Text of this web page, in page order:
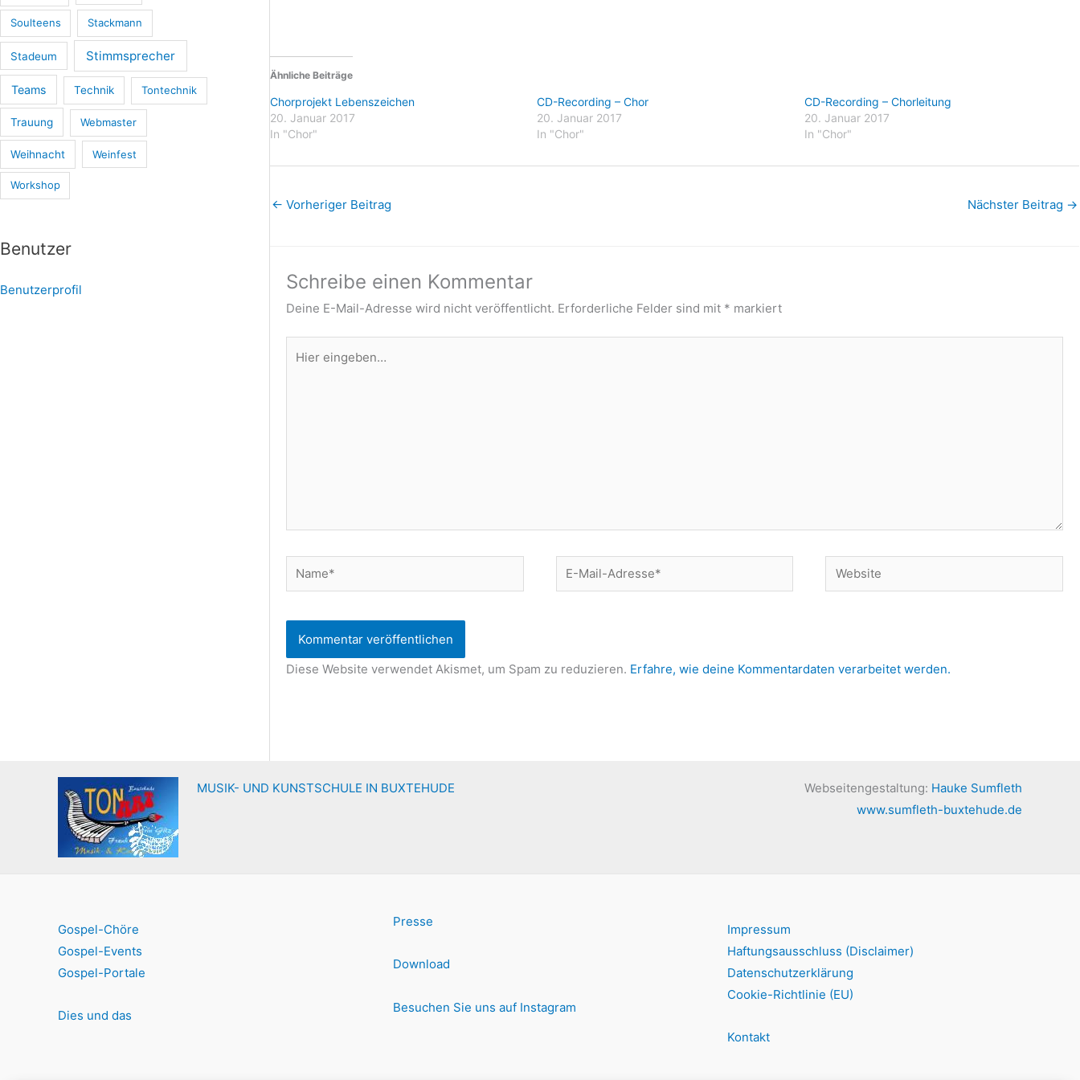
Soulteens Stackmann
Stadeum Stimmsprecher
Teams Technik Tontechnik
Trauung Webmaster
Weihnacht Weinfest
Workshop
Benutzer
Benutzerprofil
Ähnliche Beiträge
Chorprojekt Lebenszeichen
20. Januar 2017
In "Chor"
CD-Recording – Chor
20. Januar 2017
In "Chor"
CD-Recording – Chorleitung
20. Januar 2017
In "Chor"
← Vorheriger Beitrag Nächster Beitrag →
Schreibe einen Kommentar
Deine E-Mail-Adresse wird nicht veröffentlicht. Erforderliche Felder sind mit * markiert
eingeben…
Name*
E-
Mail-
Website
Diese Website verwendet Akismet, um Spam zu reduzieren. Erfahre, wie deine Kommentardaten verarbeitet werden.
MUSIK- UND KUNSTSCHULE IN BUXTEHUDE Webseitengestaltung: Hauke Sumfleth
www.sumfleth-buxtehude.de
Gospel-Chöre
Gospel-Events
Gospel-Portale
Dies und das
Presse
Download
Besuchen Sie uns auf Instagram
Impressum
Haftungsausschluss (Disclaimer)
Datenschutzerklärung
Cookie-Richtlinie (EU)
Kontakt